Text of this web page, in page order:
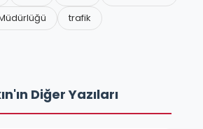
trafik
Diğer Yazıları